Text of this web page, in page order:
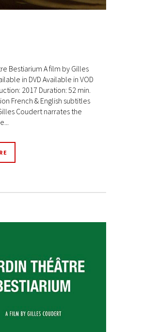
Bestiarium A film by Gilles
in DVD Available in VOD
2017 Duration: 52 min.
French & English subtitles
Coudert narrates the